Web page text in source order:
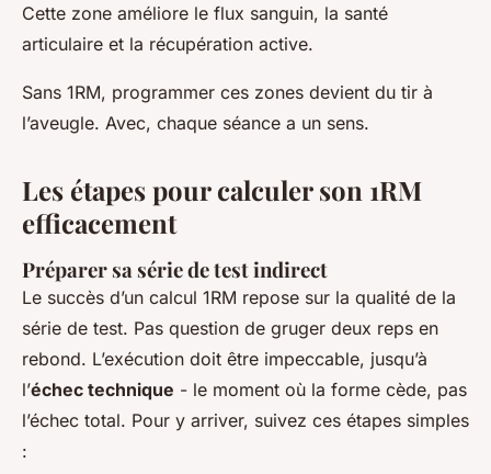
Cette zone améliore le flux sanguin, la santé
articulaire et la récupération active.
Sans 1RM, programmer ces zones devient du tir à
l’aveugle. Avec, chaque séance a un sens.
Les étapes pour calculer son 1RM
efficacement
Préparer sa série de test indirect
Le succès d’un calcul 1RM repose sur la qualité de la
série de test. Pas question de gruger deux reps en
rebond. L’exécution doit être impeccable, jusqu’à
l’échec technique - le moment où la forme cède, pas
l’échec total. Pour y arriver, suivez ces étapes simples
: